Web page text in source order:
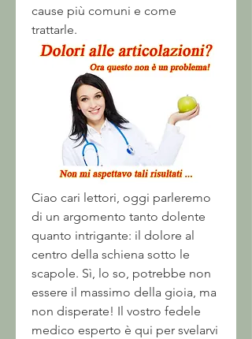
cause più comuni e come
trattarle.
Ciao cari lettori, oggi parleremo
di un argomento tanto dolente
quanto intrigante: il dolore al
centro della schiena sotto le
scapole. Sì, lo so, potrebbe non
essere il massimo della gioia, ma
non disperate! Il vostro fedele
medico esperto è qui per svelarvi